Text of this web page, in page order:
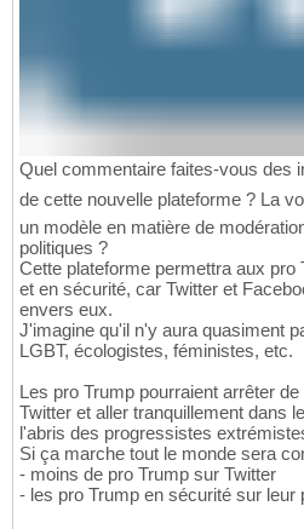
Quel commentaire faites-vous des
de cette nouvelle plateforme ? La
un modèle en matière de
politiques ?
Cette plateforme permettra aux pro
et en sécurité, car Twitter et
envers eux.
J'imagine qu'il n'y aura quasiment
LGBT, écologistes, féministes, etc.
Les pro Trump pourraient arrêter
Twitter et aller tranquillement dans
l'abris des progressistes
Si ça marche tout le monde sera
- moins de pro Trump sur Twitter
- les pro Trump en sécurité sur leur